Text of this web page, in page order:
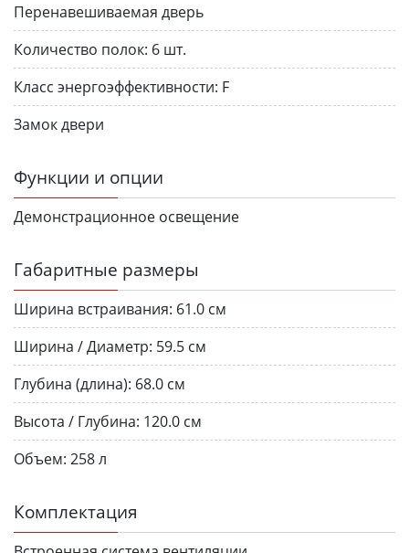
Перенавешиваемая дверь
Количество полок: 6 шт.
Класс энергоэффективности: F
Замок двери
Функции и опции
Демонстрационное освещение
Габаритные размеры
Ширина встраивания: 61.0 см
Ширина / Диаметр: 59.5 см
Глубина (длина): 68.0 см
Высота / Глубина: 120.0 см
Объем: 258 л
Комплектация